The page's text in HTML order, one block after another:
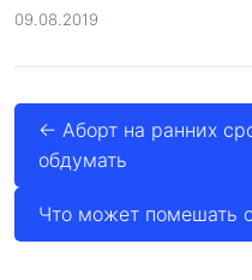
09.08.2019
← Аборт на ранних
обдумать
Что может помешать